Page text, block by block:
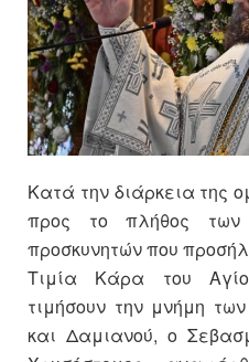
Κατά την διάρκεια της
προς το πλήθος των
προσκυνητών που
Τιμία Κάρα του
τιμήσουν την μνήμη
και Δαμιανού, ο